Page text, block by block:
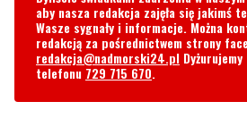
Byliście świadkami zdarzenia w
aby nasza redakcja zajęła się jakimś
redakcją za pośrednictwem strony